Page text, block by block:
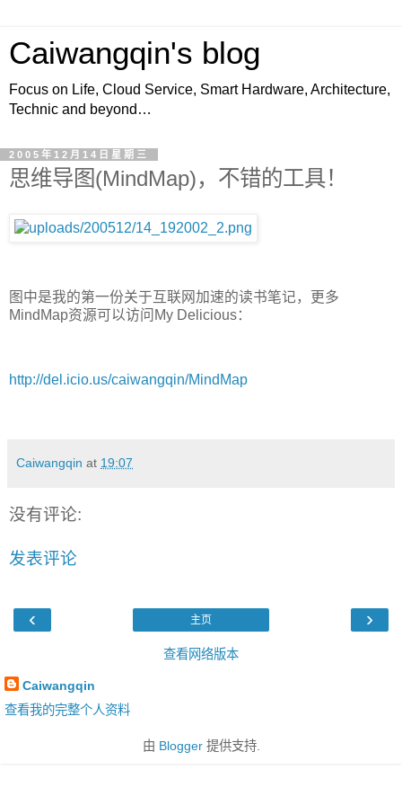
Caiwangqin's blog
Focus on Life, Cloud Service, Smart Hardware, Architecture,
Technic and beyond…
2005年12月14日星期三
思维导图(MindMap)，不错的工具！
图中是我的第一份关于互联网加速的读书笔记，更多
MindMap资源可以访问My Delicious：
http://del.icio.us/caiwangqin/MindMap
Caiwangqin at 19:07
没有评论:
发表评论
‹ ›
主页
查看网络版本
Caiwangqin
查看我的完整个人资料
由 Blogger提供支持.